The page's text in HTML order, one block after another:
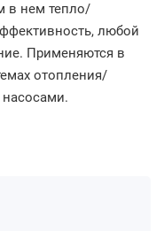
в нем тепло/
любой
Применяются в
отопления/